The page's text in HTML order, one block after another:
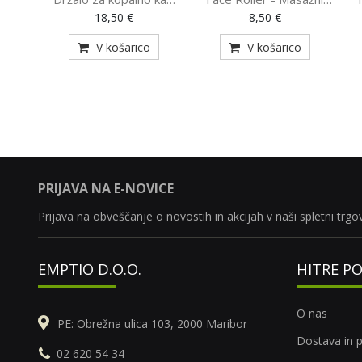
(VEN-300153)
18,50 €
V košarico
pripomoček (AE-820)
8,50 €
V košarico
PRIJAVA NA E-NOVICE
Prijava na obveščanje o novostih in akcijah v naši spletni
EMPTIO D.O.O.
PE: Obrežna ulica 103, 2000 Maribor
02 620 54 34
HITRE
O nas
Dostava in